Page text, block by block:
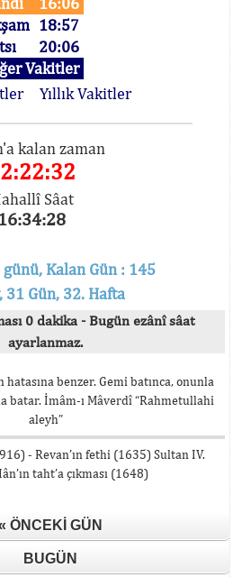
18:57
20:06
Vakitler
Yıllık Vakitler
kalan zaman
Sâat
günü, Kalan Gün : 145
31 Gün, 32. Hafta
0 dakika - Bugün ezânî sâat
ayarlanmaz.
hatasına benzer. Gemi batınca, onunla
batar. İmâm-ı Mâverdî “Rahmetullahi
aleyh”
- Revan’ın fethi (1635) Sultan IV.
taht’a çıkması (1648)
ÖNCEKI GÜN
BUGÜN